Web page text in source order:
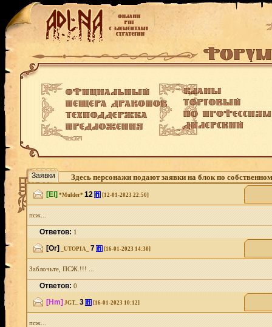
Заявки Здесь персонажи подают заявки на блок по
[El] *Mulder* 12 [i] [12-01-2023 22:50]
псж...
Ответов:1
[Or] _UTOPIA_ 7 [i] [16-01-2023 14:30]
Заблочьте, ПСЖ.!!! ...
Ответов:0
[Hm] JGT... 3 [i] [16-01-2023 10:12]
псж...